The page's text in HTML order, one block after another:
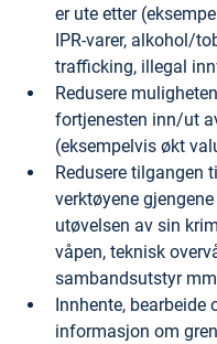
er ute etter
IPR-varer, alkohol/
trafficking, illegal
Redusere
fortjenesten inn/ut
(eksempelvis økt
Redusere tilgangen
verktøyene
utøvelsen av sin
våpen, teknisk
sambandsutstyr
Innhente, bearbeide
informasjon om